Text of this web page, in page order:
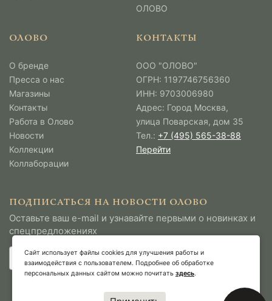
Сайт использует файлы cookies для улучшения работы и
взаимодействия с пользователем. Подробнее об обработке
персональных данных сайтом можно почитать здесь.
ОЛОВО
ОЛОВО
О бренде
Пресса о нас
Магазины
Контакты
Работа в Олово
Новости
Коллекции
Коллаборации
КОНТАКТЫ
ООО "ОЛОВО"
ОГРН: 1197746756360
ИНН: 9703006980
Адрес: Город Москва,
улица Поварская, дом 35
Тел.: +7 (495) 565-38-88
Перейти
ПОДПИСАТЬСЯ НА НОВОСТИ ОЛОВО
Оставьте ваш e-mail и узнавайте первыми о новинках и
спецпредложениях